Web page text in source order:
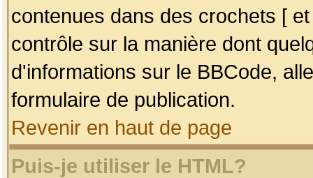
contenues dans des crochets [
contrôle sur la manière dont
d'informations sur le BBCode,
formulaire de publication.
Revenir en haut de page
Puis-je utiliser le HTML?